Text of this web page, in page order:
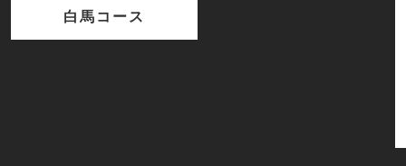
白馬コース